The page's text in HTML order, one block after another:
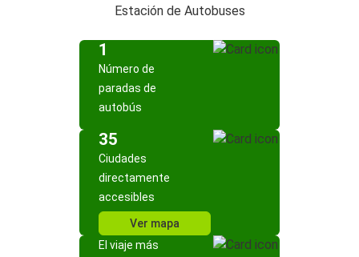
Estación de Autobuses
1
Número de
paradas de
autobús
35
Ciudades
directamente
accesibles
Ver mapa
El viaje más